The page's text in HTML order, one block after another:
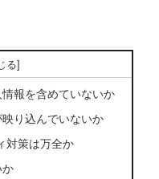
報を含めていないか
り込んでいないか
対策は万全か
か